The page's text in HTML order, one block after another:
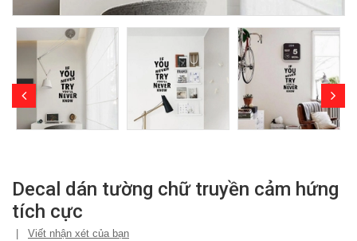
Decal dán tường chữ truyền cảm hứng
tích cực
Viết nhận xét của bạn